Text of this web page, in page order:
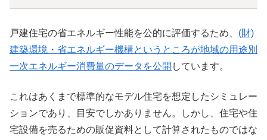
戸建住宅の省エネルギー性能を公的に評価するため、 (財)
建築環境・省エネルギー機構というところが地域の用途別
一次エネルギー消費量のデータを公開 しています。
これはあくまで標準的なモデル住宅を想定したシミュレー
ションであり、目安でしかありません。しかし、住宅や住
宅設備を売るための販促資料として計算されたものではな